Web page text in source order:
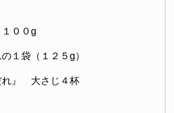
００g
１袋（１２５g）
れ』 大さじ４杯